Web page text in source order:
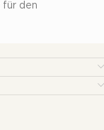
für den